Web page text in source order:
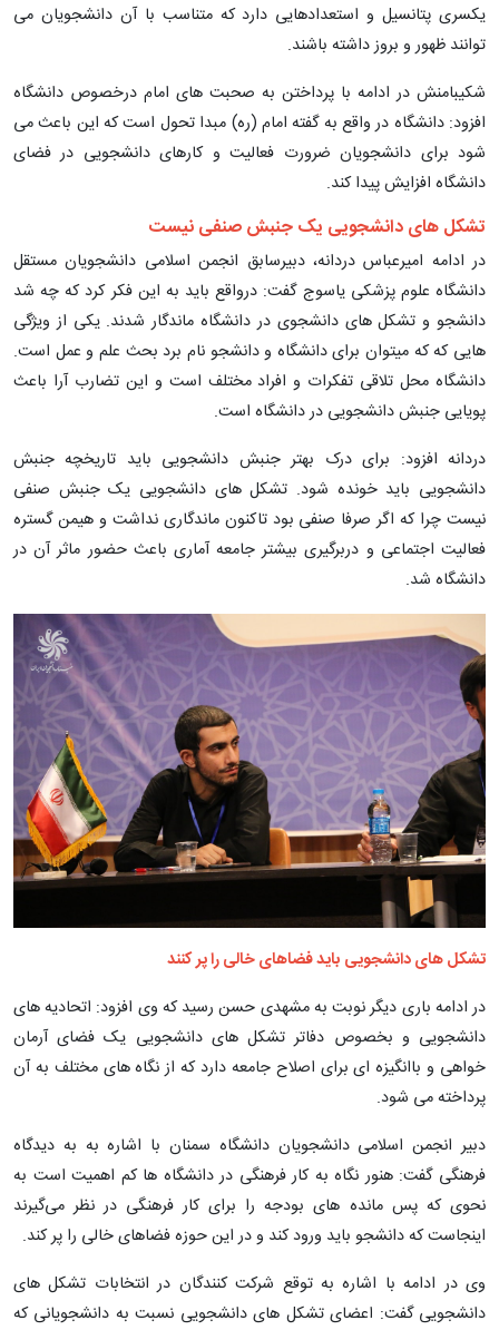
یکسری پتانسیل و استعدادهایی دارد که متناسب با آن دانشجویان می
توانند ظهور و بروز داشته باشند.
شکیبامنش در ادامه با پرداختن به صحبت های امام درخصوص دانشگاه
افزود: دانشگاه در واقع به گفته امام (ره) مبدا تحول است که این باعث می
شود برای دانشجویان ضرورت فعالیت و کارهای دانشجویی در فضای
دانشگاه افزایش پیدا کند.
تشکل های دانشجویی یک جنبش صنفی نیست
در ادامه امیرعباس دردانه، دبیرسابق انجمن اسلامی دانشجویان مستقل
دانشگاه علوم پزشکی یاسوج گفت: درواقع باید به این فکر کرد که چه شد
دانشجو و تشکل های دانشجوی در دانشگاه ماندگار شدند. یکی از ویژگی
هایی که که میتوان برای دانشگاه و دانشجو نام برد بحث علم و عمل است.
دانشگاه محل تلاقی تفکرات و افراد مختلف است و این تضارب آرا باعث
پویایی جنبش دانشجویی در دانشگاه است.
دردانه افزود: برای درک بهتر جنبش دانشجویی باید تاریخچه جنبش
دانشجویی باید خونده شود. تشکل های دانشجویی یک جنبش صنفی
نیست چرا که اگر صرفا صنفی بود تاکنون ماندگاری نداشت و هیمن گستره
فعالیت اجتماعی و دربرگیری بیشتر جامعه آماری باعث حضور ماثر آن در
دانشگاه شد.
تشکل های دانشجویی باید فضاهای خالی را پر کنند
در ادامه باری دیگر نوبت به مشهدی حسن رسید که وی افزود: اتحادیه های
دانشجویی و بخصوص دفاتر تشکل های دانشجویی یک فضای آرمان
خواهی و باانگیزه ای برای اصلاح جامعه دارد که از نگاه های مختلف به آن
پرداخته می شود.
دبیر انجمن اسلامی دانشجویان دانشگاه سمنان با اشاره به به دیدگاه
فرهنگی گفت: هنور نگاه به کار فرهنگی در دانشگاه ها کم اهمیت است به
نحوی که پس مانده های بودجه را برای کار فرهنگی در نظر می‌گیرند
اینجاست که دانشجو باید ورود کند و در این حوزه فضاهای خالی را پر کند.
وی در ادامه با اشاره به توقع شرکت کنندگان در انتخابات تشکل های
دانشجویی گفت: اعضای تشکل های دانشجویی نسبت به دانشجویانی که